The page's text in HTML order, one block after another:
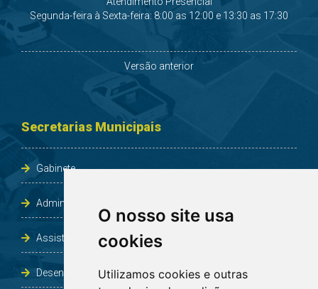
O nosso site usa
cookies
Utilizamos cookies e outras
Segunda-feira à Sexta-feira: 8:00 as 12:00 e 13:30 as 17:30
Versão anterior
Secretarias Municipais
Gabinete
Administração e Planejamento
Assistência Social e Habitação
Desenvolvimento e Obras